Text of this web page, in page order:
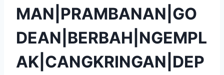
MAN|PRAMBANAN|GO
DEAN|BERBAH|NGEMPL
AK|CANGKRINGAN|DEP